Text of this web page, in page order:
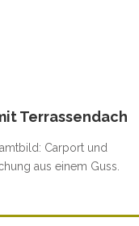
Terrassendach
Carport und
aus einem Guss.